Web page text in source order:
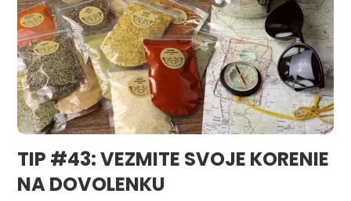
TIP #43: VEZMITE SVOJE KORENIE
NA DOVOLENKU